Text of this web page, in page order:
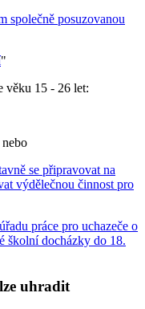
společně posuzovanou
"
věku 15 - 26 let:
se připravovat na
výdělečnou činnost pro
práce pro uchazeče o
školní docházky do 18.
uhradit